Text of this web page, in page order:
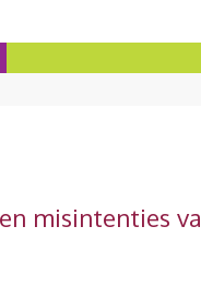
misintenties